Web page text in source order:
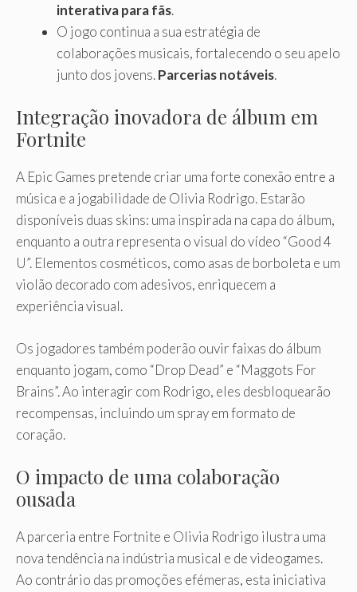
interativa para fãs.
O jogo continua a sua estratégia de
colaborações musicais, fortalecendo o seu apelo
junto dos jovens.Parcerias notáveis.
Integração inovadora de álbum em
Fortnite
A Epic Games pretende criar uma forte conexão entre a
música e a jogabilidade de Olivia Rodrigo. Estarão
disponíveis duas skins: uma inspirada na capa do álbum,
enquanto a outra representa o visual do vídeo “Good 4
U”. Elementos cosméticos, como asas de borboleta e um
violão decorado com adesivos, enriquecem a
experiência visual.
Os jogadores também poderão ouvir faixas do álbum
enquanto jogam, como “Drop Dead” e “Maggots For
Brains”. Ao interagir com Rodrigo, eles desbloquearão
recompensas, incluindo um spray em formato de
coração.
O impacto de uma colaboração
ousada
A parceria entre Fortnite e Olivia Rodrigo ilustra uma
nova tendência na indústria musical e de videogames.
Ao contrário das promoções efémeras, esta iniciativa